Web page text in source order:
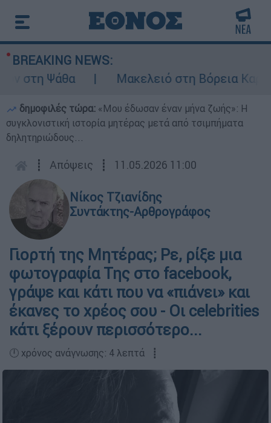
BREAKING NEWS:
Ψάθα
Μακελειό στη Βόρεια
δημοφιλές τώρα: «Μου έδωσαν έναν μήνα ζωής»: Η
συγκλονιστική ιστορία μητέρας μετά από τσιμπήματα
δηλητηριώδους...
┋ Απόψεις ┋ 11.05.2026 11:00
Νίκος Τζιανίδης
Συντάκτης-Αρθρογράφος
Γιορτή της Μητέρας; Ρε, ρίξε μια
φωτογραφία Της στο facebook,
γράψε και κάτι που να «πιάνει» και
έκανες το χρέος σου - Οι celebrities
κάτι ξέρουν περισσότερο...
🕛 χρόνος ανάγνωσης: 4 λεπτά ┋